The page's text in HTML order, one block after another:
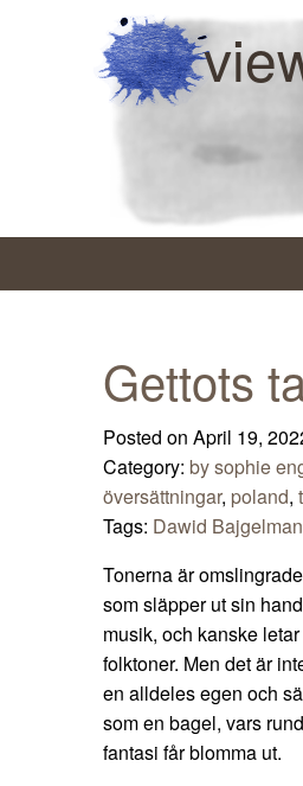
Gettots
Posted on April 19,
Category: by sophie
översättningar, poland,
Tags: Dawid Bajgelman
Tonerna är
som släpper ut sin
musik, och kanske
folktoner. Men det är
en alldeles egen och
som en bagel, vars
fantasi får blomma ut.